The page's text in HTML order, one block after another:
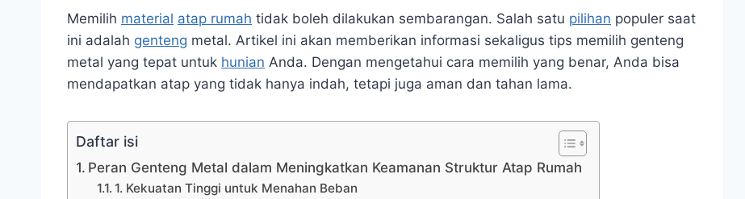
Memilih material atap rumah tidak boleh dilakukan sembarangan. Salah satu pilihan populer saat
ini adalah genteng metal. Artikel ini akan memberikan informasi sekaligus tips memilih genteng
metal yang tepat untuk hunian Anda. Dengan mengetahui cara memilih yang benar, Anda bisa
mendapatkan atap yang tidak hanya indah, tetapi juga aman dan tahan lama.
Daftar isi
Peran Genteng Metal dalam Meningkatkan Keamanan Struktur Atap Rumah
1. Kekuatan Tinggi untuk Menahan Beban